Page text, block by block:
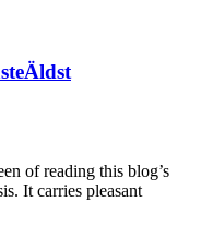
Äldst
of reading this blog’s
It carries pleasant